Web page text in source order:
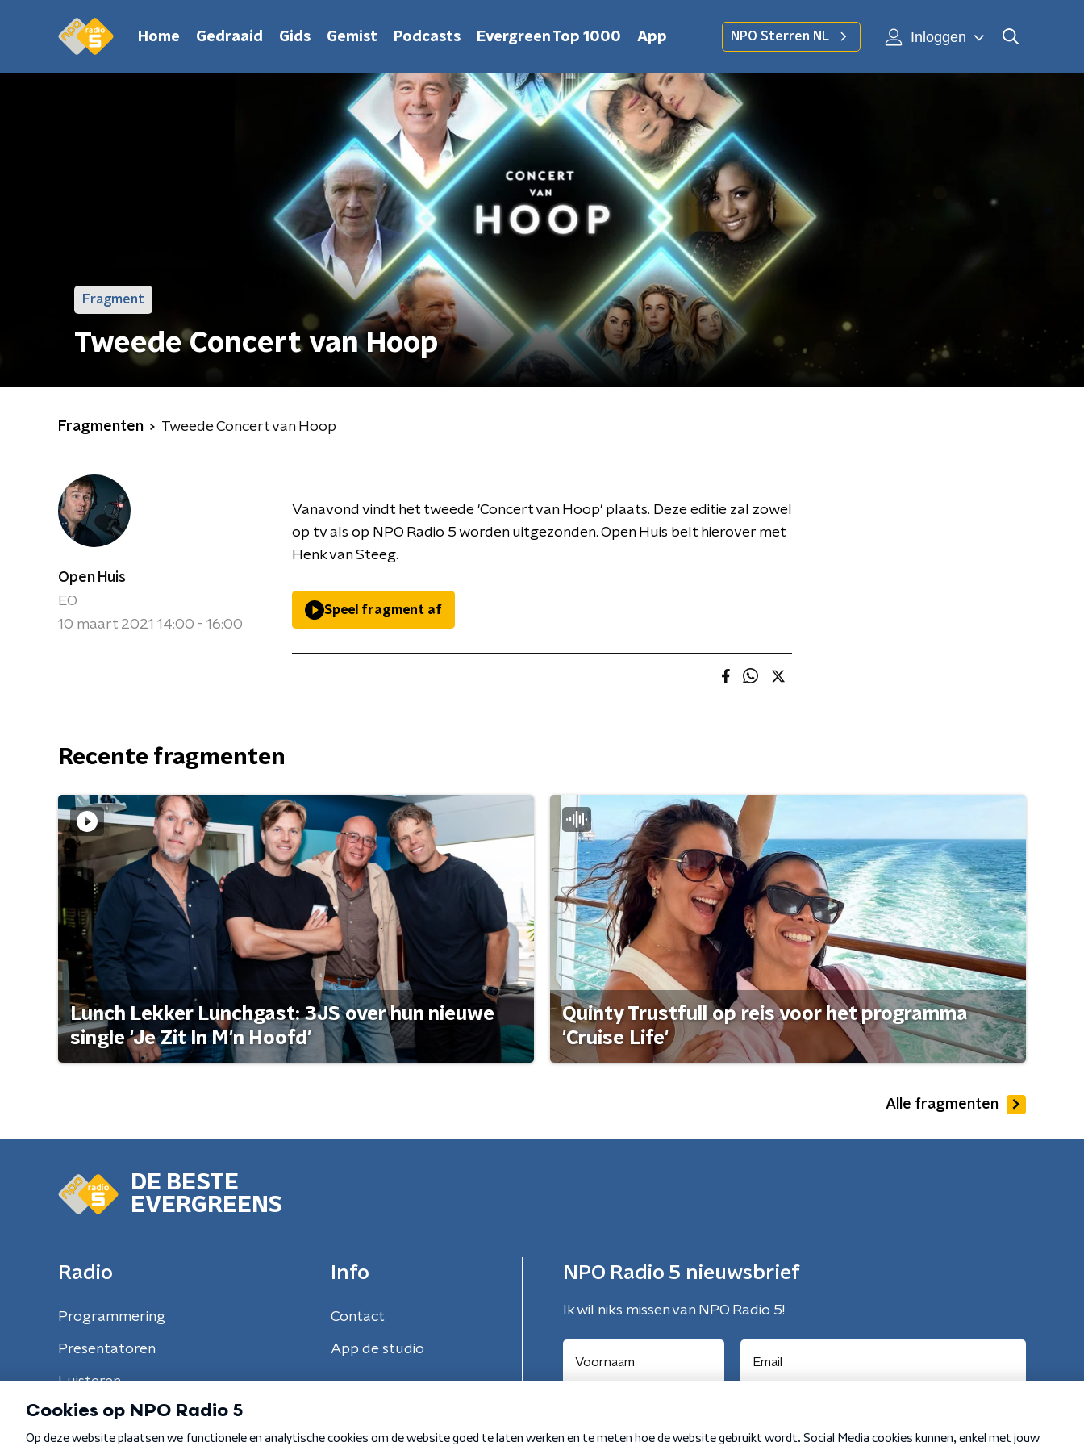
Home Gedraaid Gids Gemist Podcasts Evergreen Top 1000 App NPO Sterren NL Inloggen
Fragment
Tweede Concert van Hoop
Fragmenten Tweede Concert van Hoop
Open Huis
EO
10 maart 2021 14:00 - 16:00
Vanavond vindt het tweede 'Concert van Hoop' plaats. Deze editie zal zowel
op tv als op NPO Radio 5 worden uitgezonden. Open Huis belt hierover met
Henk van Steeg.
Speel fragment af
Recente fragmenten
Lunch Lekker Lunchgast: 3JS over hun nieuwe
single 'Je Zit In M'n Hoofd'
Quinty Trustfull op reis voor het programma
'Cruise Life'
Alle fragmenten
DE BESTE
EVERGREENS
Radio
Programmering
Presentatoren
Luisteren
Info
Contact
App de studio
NPO Radio 5 nieuwsbrief
Ik wil niks missen van NPO Radio 5!